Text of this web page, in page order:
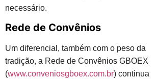
necessário.
Rede de Convênios
Um diferencial, também com o peso da
tradição, a Rede de Convênios GBOEX
(www.conveniosgboex.com.br) continua